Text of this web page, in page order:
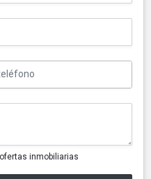
inmobiliarias